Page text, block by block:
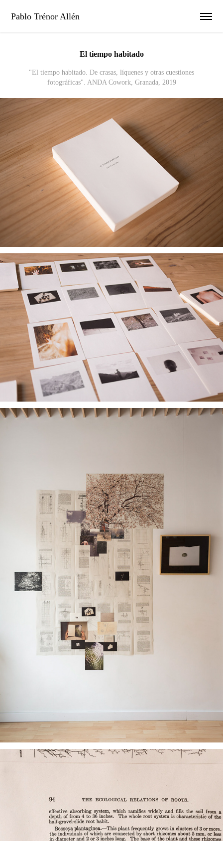
Pablo Trénor Allén
El tiempo habitado
"El tiempo habitado. De crasas, líquenes y otras cuestiones
fotográficas". ANDA Cowork, Granada, 2019